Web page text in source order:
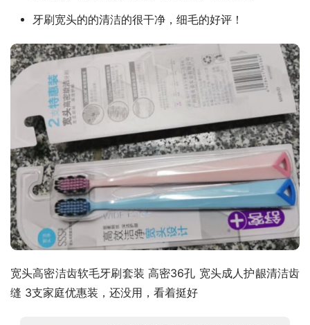
牙刷宽头的的清洁的很干净，细毛的好评！
宽头高密洁齿软毛牙刷套装 高密36孔 宽头成人护龈清洁齿
缝 3支家庭优惠装，还没用，看着挺好